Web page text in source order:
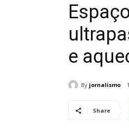
e
By jornalismo
Share